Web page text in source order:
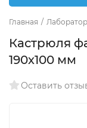
Главная /
Кастрюля
190х100 мм
Оставить